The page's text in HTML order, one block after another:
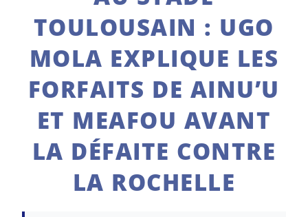
TOULOUSAIN : UGO
MOLA EXPLIQUE LES
FORFAITS DE AINU’U
ET MEAFOU AVANT
LA DÉFAITE CONTRE
LA ROCHELLE